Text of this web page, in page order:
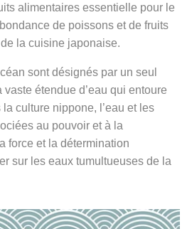
alimentaires essentielle pour le
de poissons et de fruits
la cuisine japonaise.
sont désignés par un seul
étendue d’eau qui entoure
la culture nippone, l’eau et les
au pouvoir et à la
force et la détermination
sur les eaux tumultueuses de la